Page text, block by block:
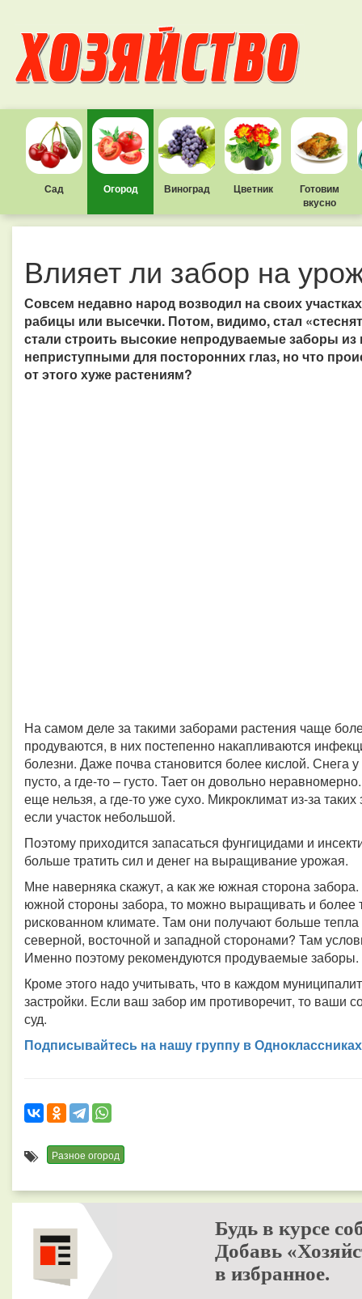
Сад Огород Виноград Цветник
Готовим
вкусно
Влияет ли забор на
Совсем недавно народ возводил на своих
рабицы или высечки. Потом, видимо, стал
стали строить высокие непродуваемые заборы из
неприступными для посторонних глаз, но что
от этого хуже растениям?
На самом деле за такими заборами растения чаще
продуваются, в них постепенно накапливаются
болезни. Даже почва становится более кислой. Снега
пусто, а где-то – густо. Тает он довольно
еще нельзя, а где-то уже сухо. Микроклимат из-за
если участок небольшой.
Поэтому приходится запасаться фунгицидами и
больше тратить сил и денег на выращивание урожая.
Мне наверняка скажут, а как же южная сторона
южной стороны забора, то можно выращивать и
рискованном климате. Там они получают больше
северной, восточной и западной сторонами? Там
Именно поэтому рекомендуются продуваемые заборы.
Кроме этого надо учитывать, что в каждом
застройки. Если ваш забор им противоречит, то ваши
суд.
Подписывайтесь на нашу группу в Одноклассниках
Разное огород
Будь в курсе
Добавь
в избранное.